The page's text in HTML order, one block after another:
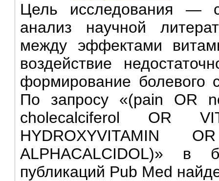
Цель исследования —
анализ научной
между эффектами
воздействие
формирование
По запросу «(pain OR
cholecalciferol OR
HYDROXYVITAMIN
ALPHACALCIDOL)» в
публикаций Pub Med